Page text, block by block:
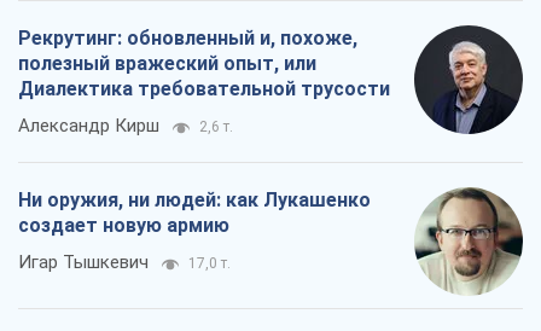
Рекрутинг: обновленный и, похоже,
полезный вражеский опыт, или
Диалектика требовательной трусости
Александр Кирш 2,6 т.
Ни оружия, ни людей: как Лукашенко
создает новую армию
Игар Тышкевич 17,0 т.